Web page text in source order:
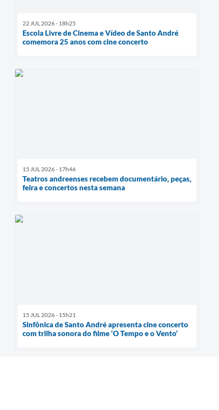
22 JUL 2026 - 18h25
Escola Livre de Cinema e Vídeo de Santo André
comemora 25 anos com cine concerto
15 JUL 2026 - 17h46
Teatros andreenses recebem documentário, peças,
feira e concertos nesta semana
15 JUL 2026 - 15h21
Sinfônica de Santo André apresenta cine concerto
com trilha sonora do filme ‘O Tempo e o Vento’